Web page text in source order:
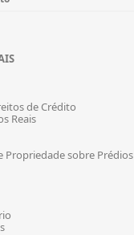
de Crédito
Reais
Propriedade sobre Prédios